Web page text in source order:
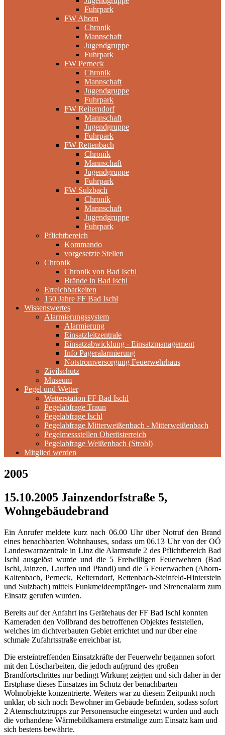
Fuhrpark
FW Ahorn
Chronik
Mannschaft
Jugendgruppe
Fuhrpark
FW Perneck
Chronik
Mannschaft
Jugendgruppe
Fuhrpark
FW Reiterndorf
Mannschaft
Jugendgruppe
Fuhrpark
FW Rettenbach
Chronik
Mannschaft
Jugendgruppe
Fuhrpark
FW Sulzbach
Chronik
Mannschaft
Jugendgruppe
Fuhrpark
Pflichtbereich
Kommando
vorgesetzte Stellen
Chronik
Chronik von Bad Ischl
Brände in Bad Ischl
Erreichbarkeiten
150 Jahre FF Bad Ischl
Wissenswertes
Alarmierungssystem
Alarmierung
Einsatzleitzentrale
Einsatzabwicklung - Einsatzmanagement
Info Pageralarmierung
Notstromversorgung Feuerwehrhaus
Zivilschutz
Museum
Pegel und Wetter
Wetterstation FF Bad Ischl
Pegelabfrage Traun
Pegelabfrage Ischl
Pegelabfrage Mitterweißenbach - Mitterweißenbach
Pegelmessstellen Oberösterreich
Pegelabfrage Weißenbach (Strobl)
Mitglied werden
2005
15.10.2005 Jainzendorfstraße 5,
Wohngebäudebrand
Ein Anrufer meldete kurz nach 06.00 Uhr über Notruf den Brand
eines benachbarten Wohnhauses, sodass um 06.13 Uhr von der OÖ
Landeswarnzentrale in Linz die Alarmstufe 2 des Pflichtbereich Bad
Ischl ausgelöst wurde und die 5 Freiwilligen Feuerwehren (Bad
Ischl, Jainzen, Lauffen und Pfandl) und die 5 Feuerwachen (Ahorn-
Kaltenbach, Perneck, Reiterndorf, Rettenbach-Steinfeld-Hinterstein
und Sulzbach) mittels Funkmeldeempfänger- und Sirenenalarm zum
Einsatz gerufen wurden.
Bereits auf der Anfahrt ins Gerätehaus derFF Bad Ischl konnten
Kameraden den Vollbrand des betroffenen Objektes feststellen,
welches im dichtverbauten Gebiet errichtet und nur über eine
schmale Zufahrtsstraße erreichbar ist.
Die ersteintreffenden Einsatzkräfte der Feuerwehr begannen sofort
mit den Löscharbeiten, die jedoch aufgrund des großen
Brandfortschrittes nur bedingt Wirkung zeigten und sich daher in der
Erstphase dieses Einsatzes im Schutz der benachbarten
Wohnobjekte konzentrierte. Weiters war zu diesem Zeitpunkt noch
unklar, ob sich noch Bewohner im Gebäude befinden, sodass sofort
2 Atemschutztrupps zur Personensuche eingesetzt wurden und auch
die vorhandene Wärmebildkamera erstmalige zum Einsatz kam und
sich bestens bewährte.